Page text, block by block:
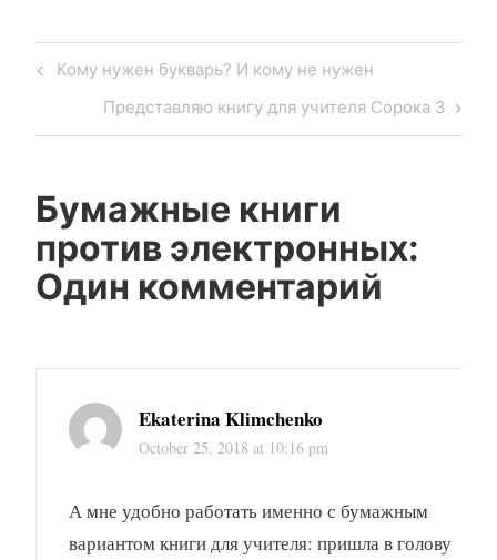
Post
navigation
Previous
Кому нужен букварь? И кому не нужен
Next
Post
Представляю книгу для учителя Сорока 3
Бумажные книги
против электронных:
Один комментарий
Ekaterina Klimchenko
October 25, 2018 at 10:16 pm
А мне удобно работать именно с бумажным
вариантом книги для учителя: пришла в голову